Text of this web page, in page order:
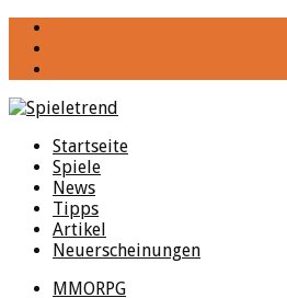
Startseite
Spiele
News
Tipps
Artikel
Neuerscheinungen
MMORPG